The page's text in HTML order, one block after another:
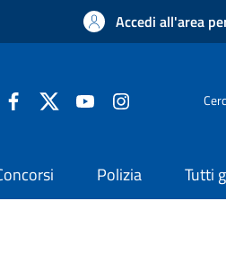
Accedi all'area
Polizia Tutti